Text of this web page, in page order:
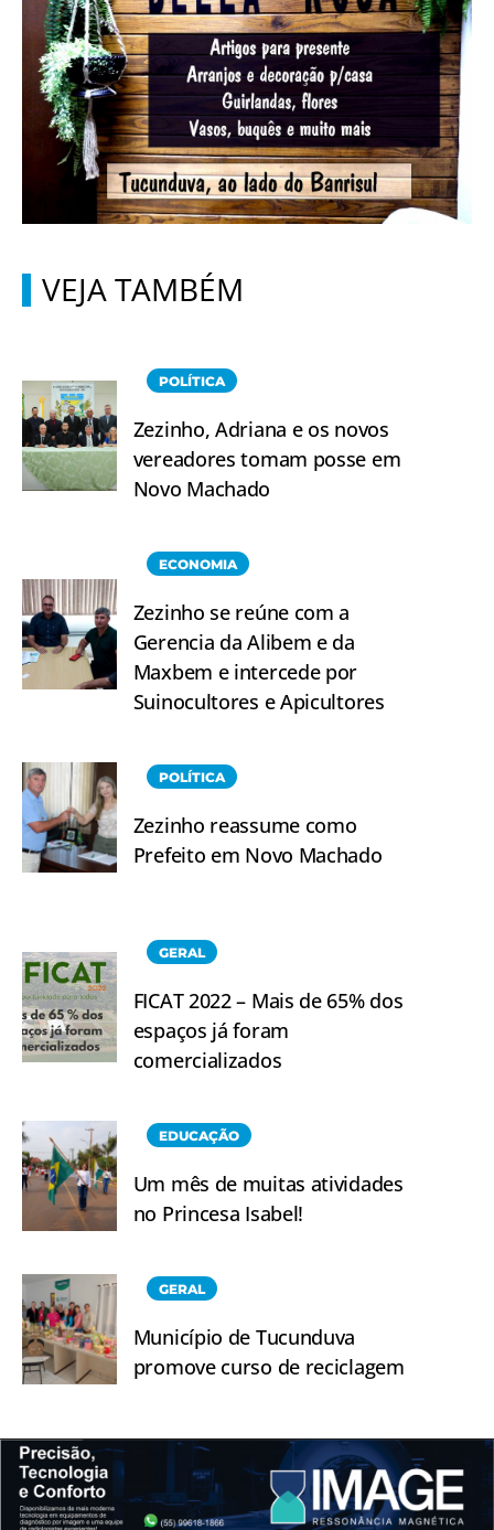
VEJA TAMBÉM
POLÍTICA
Zezinho, Adriana e os novos
vereadores tomam posse em
Novo Machado
ECONOMIA
Zezinho se reúne com a
Gerencia da Alibem e da
Maxbem e intercede por
Suinocultores e Apicultores
POLÍTICA
Zezinho reassume como
Prefeito em Novo Machado
GERAL
FICAT 2022 – Mais de 65% dos
espaços já foram
comercializados
EDUCAÇÃO
Um mês de muitas atividades
no Princesa Isabel!
GERAL
Município de Tucunduva
promove curso de reciclagem